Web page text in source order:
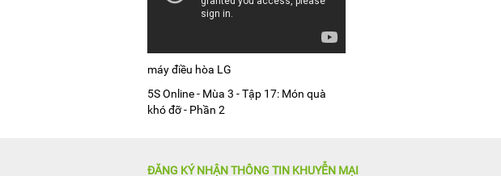
máy điều hòa LG
5S Online - Mùa 3 - Tập 17: Món quà
khó đỡ - Phần 2
ĐĂNG KÝ NHẬN THÔNG TIN KHUYỄN MẠI